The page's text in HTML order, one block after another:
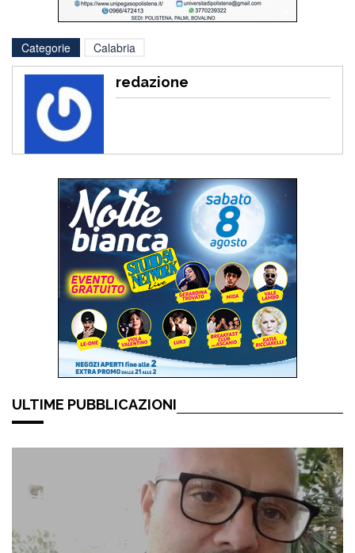
Categorie Calabria
redazione
ULTIME PUBBLICAZIONI